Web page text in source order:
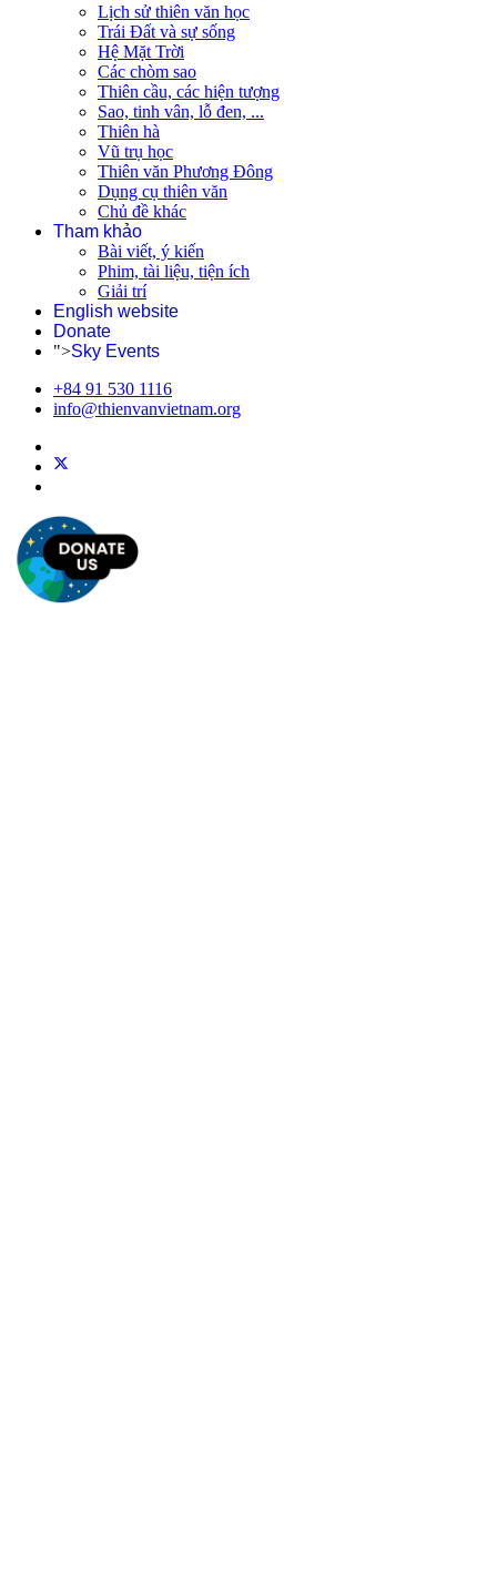
Lịch sử thiên văn học
Trái Đất và sự sống
Hệ Mặt Trời
Các chòm sao
Thiên cầu, các hiện tượng
Sao, tinh vân, lỗ đen, ...
Thiên hà
Vũ trụ học
Thiên văn Phương Đông
Dụng cụ thiên văn
Chủ đề khác
Tham khảo
Bài viết, ý kiến
Phim, tài liệu, tiện ích
Giải trí
English website
Donate
">Sky Events
+84 91 530 1116
info@thienvanvietnam.org